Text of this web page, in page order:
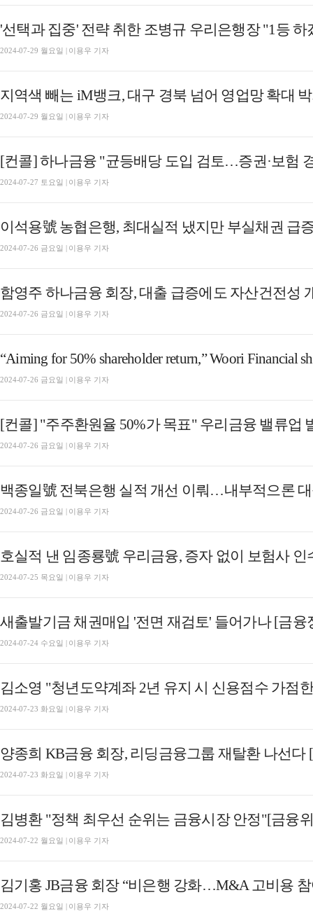
2024-07-29 월요일 | 이용우 기자
지역색 빼는 iM뱅크, 대구 경북 넘어 영업망 확대
2024-07-29 월요일 | 이용우 기자
[컨콜] 하나금융 "균등배당 도입 검토…증권·보험
2024-07-27 토요일 | 이용우 기자
이석용號 농협은행, 최대실적 냈지만 부실채권 급
2024-07-26 금요일 | 이용우 기자
함영주 하나금융 회장, 대출 급증에도 자산건전성
2024-07-26 금요일 | 이용우 기자
“Aiming for 50% shareholder return,” Woori Financial
2024-07-26 금요일 | 이용우 기자
[컨콜] "주주환원율 50%가 목표" 우리금융 밸류업
2024-07-26 금요일 | 이용우 기자
2024-07-26 금요일 | 이용우 기자
2024-07-25 목요일 | 이용우 기자
새출발기금 채권매입 '전면 재검토' 들어가나 [금융
2024-07-24 수요일 | 이용우 기자
김소영 "청년도약계좌 2년 유지 시 신용점수 가점
2024-07-23 화요일 | 이용우 기자
양종희 KB금융 회장, 리딩금융그룹 재탈환 나선
2024-07-23 화요일 | 이용우 기자
김병환 "정책 최우선 순위는 금융시장 안정"[금융
2024-07-22 월요일 | 이용우 기자
2024-07-22 월요일 | 이용우 기자